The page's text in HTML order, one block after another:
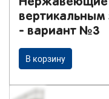
вертикальным
- вариант №3
В корзину